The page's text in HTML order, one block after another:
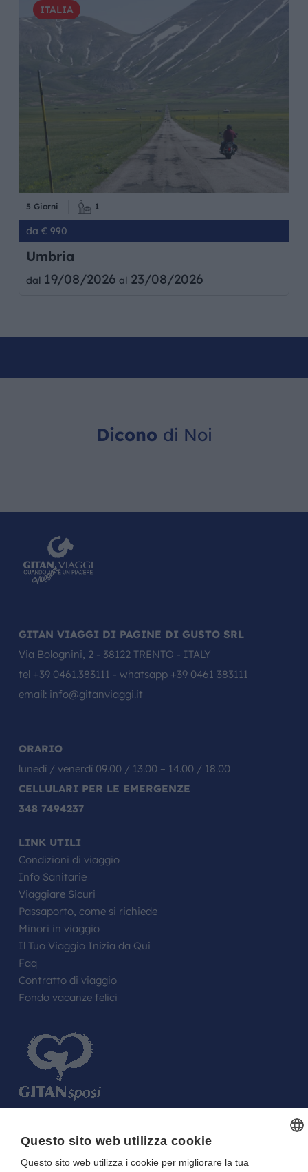
ITALIA
5 Giorni 1
da € 990
Umbria
dal 19/08/2026 al 23/08/2026
Dicono di Noi
GITAN VIAGGI DI PAGINE DI GUSTO SRL
Via Bolognini, 2 - 38122 TRENTO - ITALY
tel +39 0461.383111 - whatsapp +39 0461 383111
email: info@gitanviaggi.it
ORARIO
lunedì / venerdì 09.00 / 13.00 – 14.00 / 18.00
CELLULARI PER LE EMERGENZE
348 7494237
LINK UTILI
Condizioni di viaggio
Info Sanitarie
Viaggiare Sicuri
Passaporto, come si richiede
Minori in viaggio
Il Tuo Viaggio Inizia da Qui
Faq
Contratto di viaggio
Fondo vacanze felici
FARE UN REGALO AGLI SPOSI O A UN
Questo sito web utilizza cookie
Questo sito web utilizza i cookie per migliorare la tua